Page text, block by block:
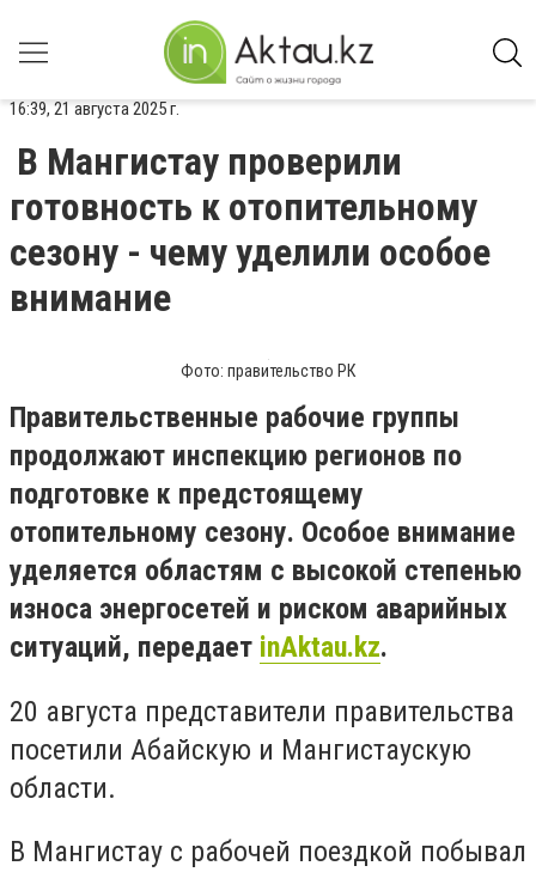
16:39, 21 августа 2025 г.
В Мангистау проверили
готовность к отопительному
сезону - чему уделили особое
внимание
Фото: правительство РК
Правительственные рабочие группы
продолжают инспекцию регионов по
подготовке к предстоящему
отопительному сезону. Особое внимание
уделяется областям с высокой степенью
износа энергосетей и риском аварийных
ситуаций, передает inAktau.kz.
20 августа представители правительства
посетили Абайскую и Мангистаускую
области.
В Мангистау с рабочей поездкой побывал